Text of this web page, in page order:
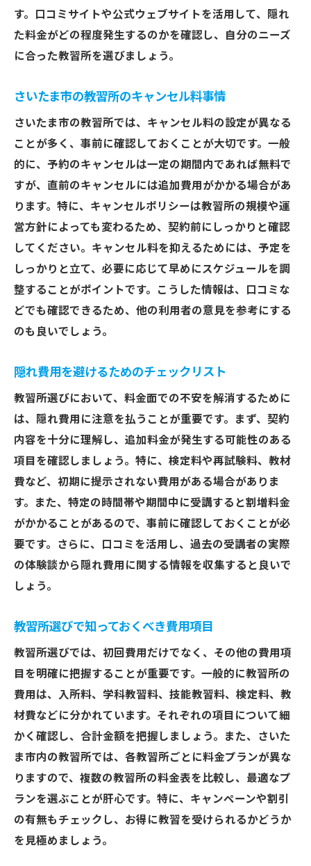
す。口コミサイトや公式ウェブサイトを活用して、隠れ
た料金がどの程度発生するのかを確認し、自分のニーズ
に合った教習所を選びましょう。
さいたま市の教習所のキャンセル料事情
さいたま市の教習所では、キャンセル料の設定が異なる
ことが多く、事前に確認しておくことが大切です。一般
的に、予約のキャンセルは一定の期間内であれば無料で
すが、直前のキャンセルには追加費用がかかる場合があ
ります。特に、キャンセルポリシーは教習所の規模や運
営方針によっても変わるため、契約前にしっかりと確認
してください。キャンセル料を抑えるためには、予定を
しっかりと立て、必要に応じて早めにスケジュールを調
整することがポイントです。こうした情報は、口コミな
どでも確認できるため、他の利用者の意見を参考にする
のも良いでしょう。
隠れ費用を避けるためのチェックリスト
教習所選びにおいて、料金面での不安を解消するために
は、隠れ費用に注意を払うことが重要です。まず、契約
内容を十分に理解し、追加料金が発生する可能性のある
項目を確認しましょう。特に、検定料や再試験料、教材
費など、初期に提示されない費用がある場合がありま
す。また、特定の時間帯や期間中に受講すると割増料金
がかかることがあるので、事前に確認しておくことが必
要です。さらに、口コミを活用し、過去の受講者の実際
の体験談から隠れ費用に関する情報を収集すると良いで
しょう。
教習所選びで知っておくべき費用項目
教習所選びでは、初回費用だけでなく、その他の費用項
目を明確に把握することが重要です。一般的に教習所の
費用は、入所料、学科教習料、技能教習料、検定料、教
材費などに分かれています。それぞれの項目について細
かく確認し、合計金額を把握しましょう。また、さいた
ま市内の教習所では、各教習所ごとに料金プランが異な
りますので、複数の教習所の料金表を比較し、最適なプ
ランを選ぶことが肝心です。特に、キャンペーンや割引
の有無もチェックし、お得に教習を受けられるかどうか
を見極めましょう。